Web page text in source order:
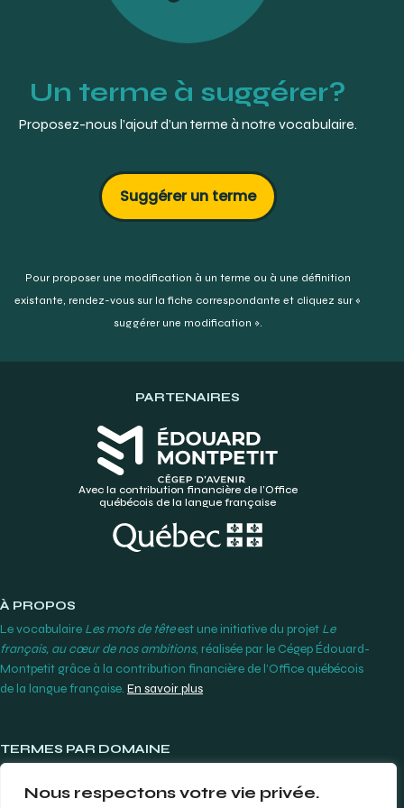
Nous respectons votre vie privée.
LONEY, Robert W. (2011). Removable Partial Denture
Un terme à suggérer?
Proposez-nous l’ajout d’un terme à notre vocabulaire.
Suggérer un terme
Pour proposer une modification à un terme ou à une définition
existante, rendez-vous sur la fiche correspondante et cliquez sur «
suggérer une modification ».
PARTENAIRES
Avec la contribution financière de l’Office
québécois de la langue française
À PROPOS
Le vocabulaire Les mots de têteest une initiative du projet Le
français, au cœur de nos ambitions, réalisée par le Cégep Édouard-
Montpetit grâce à la contribution financière de l’Office québécois
de la langue française. En savoir plus
TERMES PAR DOMAINE
Orthodontie